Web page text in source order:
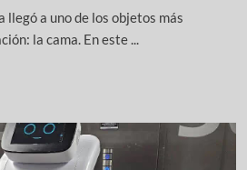
llegó a uno de los objetos más
la cama. En este ...